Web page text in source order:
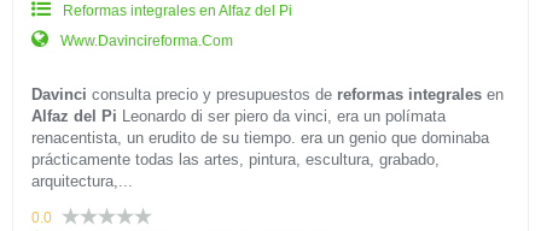
Reformas integrales en Alfaz del Pi
Www.Davincireforma.Com
Davinci consulta precio y presupuestos de reformas integrales en
Alfaz del Pi Leonardo di ser piero da vinci, era un polímata
renacentista, un erudito de su tiempo. era un genio que dominaba
prácticamente todas las artes, pintura, escultura, grabado,
arquitectura,...
0.0